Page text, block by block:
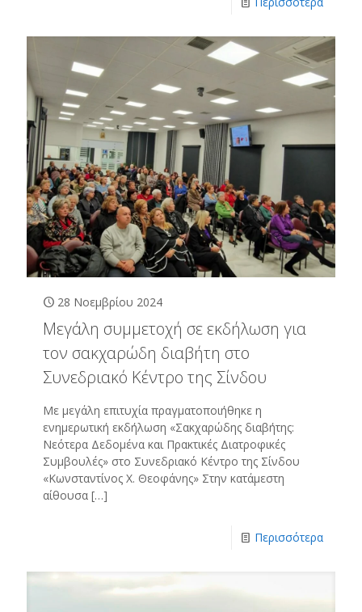
28 Νοεμβρίου 2024
Μεγάλη συμμετοχή σε εκδήλωση για
τον σακχαρώδη διαβήτη στο
Συνεδριακό Κέντρο της Σίνδου
Με μεγάλη επιτυχία πραγματοποιήθηκε η
ενημερωτική εκδήλωση «Σακχαρώδης διαβήτης:
Νεότερα Δεδομένα και Πρακτικές Διατροφικές
Συμβουλές» στο Συνεδριακό Κέντρο της Σίνδου
«Κωνσταντίνος Χ. Θεοφάνης» Στην κατάμεστη
αίθουσα […]
Περισσότερα